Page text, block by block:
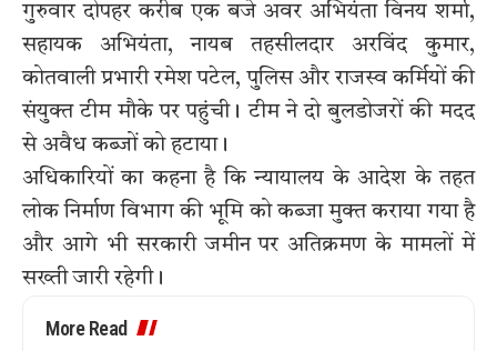
गुरुवार दोपहर करीब एक बजे अवर अभियंता विनय शर्मा,
सहायक अभियंता, नायब तहसीलदार अरविंद कुमार,
कोतवाली प्रभारी रमेश पटेल, पुलिस और राजस्व कर्मियों की
संयुक्त टीम मौके पर पहुंची। टीम ने दो बुलडोजरों की मदद
से अवैध कब्जों को हटाया।
अधिकारियों का कहना है कि न्यायालय के आदेश के तहत
लोक निर्माण विभाग की भूमि को कब्जा मुक्त कराया गया है
और आगे भी सरकारी जमीन पर अतिक्रमण के मामलों में
सख्ती जारी रहेगी।
More Read